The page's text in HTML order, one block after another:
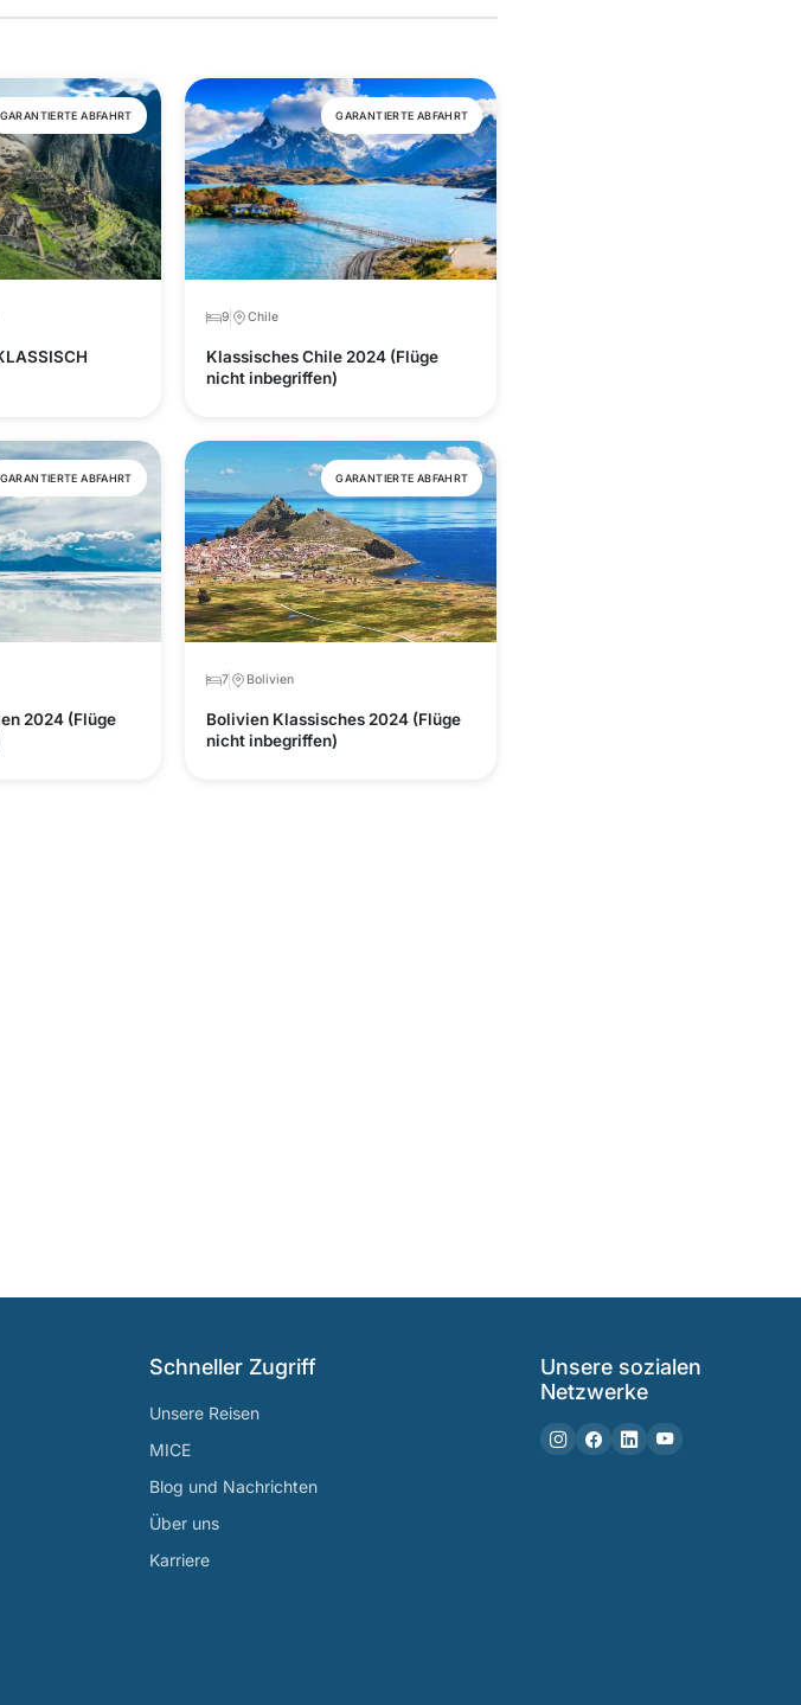
GARANTIERTE ABFAHRT GARANTIERTE ABFAHRT
9 Chile
Klassisches Chile 2024 (Flüge
nicht inbegriffen)
GARANTIERTE ABFAHRT
2024 (Flüge
GARANTIERTE ABFAHRT
7 Bolivien
Bolivien Klassisches 2024 (Flüge
nicht inbegriffen)
Schneller Zugriff
Unsere Reisen
MICE
Blog und Nachrichten
Über uns
Karriere
Unsere sozialen
Netzwerke